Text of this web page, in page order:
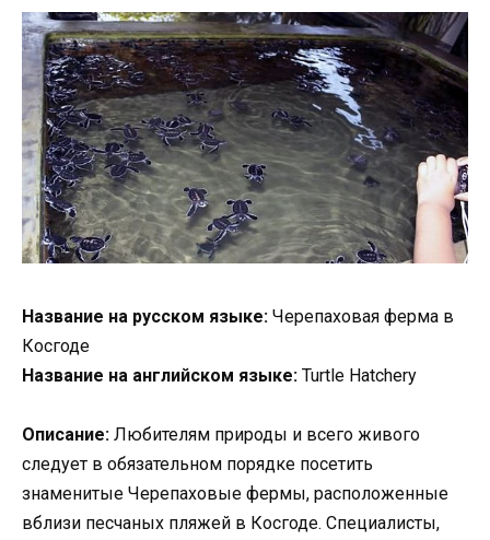
Название на русском языке: Черепаховая ферма в
Косгоде
Название на английском языке: Turtle Hatchery
Описание: Любителям природы и всего живого
следует в обязательном порядке посетить
знаменитые Черепаховые фермы, расположенные
вблизи песчаных пляжей в Косгоде. Специалисты,